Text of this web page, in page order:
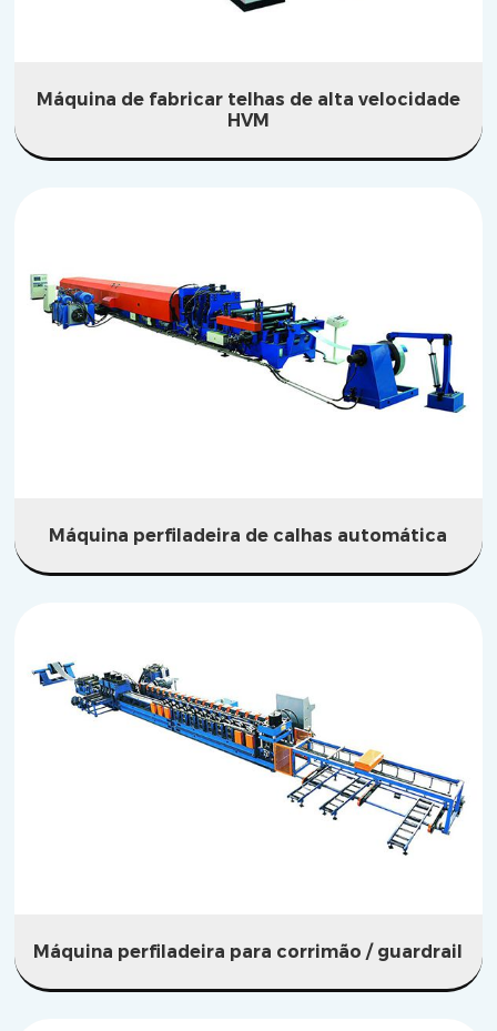
Máquina de fabricar telhas de alta velocidade
HVM
Máquina perfiladeira de calhas automática
Máquina perfiladeira para corrimão / guardrail